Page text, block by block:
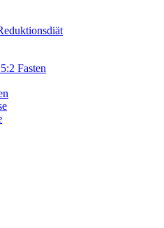
Fasten